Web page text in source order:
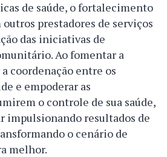
de saúde, o fortalecimento
outros prestadores de serviços
das iniciativas de
Ao fomentar a
coordenação entre os
e empoderar as
o controle de sua saúde,
impulsionando resultados de
o cenário de
melhor.